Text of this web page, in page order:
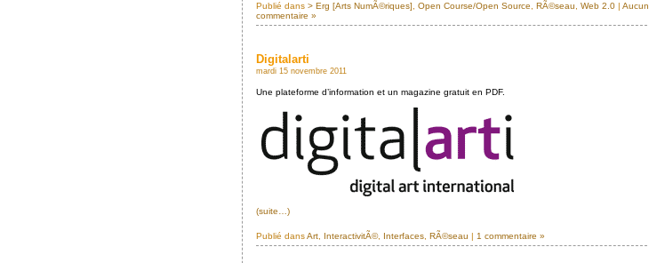
Publié dans > Erg [Arts NumÃ©riques] Open Course/Open Source RÃ©seau Web 2.0 | Aucun
commentaire »
Digitalarti
mardi 15 novembre 2011
Une plateforme d’information et un magazine gratuit en PDF.
(suite…)
Publié dansArt InteractivitÃ©, Interfaces RÃ©seau | 1 commentaire »